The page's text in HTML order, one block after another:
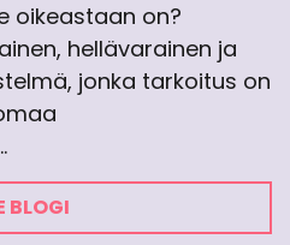
oikeastaan on?
hellävarainen ja
jonka tarkoitus on
BLOGI